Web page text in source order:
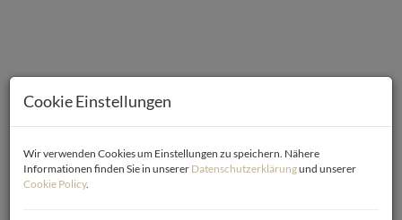
Beschreibung
Cookie Einstellungen
Wir verwenden Cookies um Einstellungen zu speichern. Nähere
Informationen finden Sie in unserer Datenschutzerklärungund unserer
Cookie Policy.